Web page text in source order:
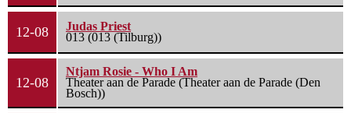
12-08
Judas Priest
013 (013 (Tilburg))
12-08
Ntjam Rosie - Who I Am
Theater aan de Parade (Theater aan de Parade (Den
Bosch))